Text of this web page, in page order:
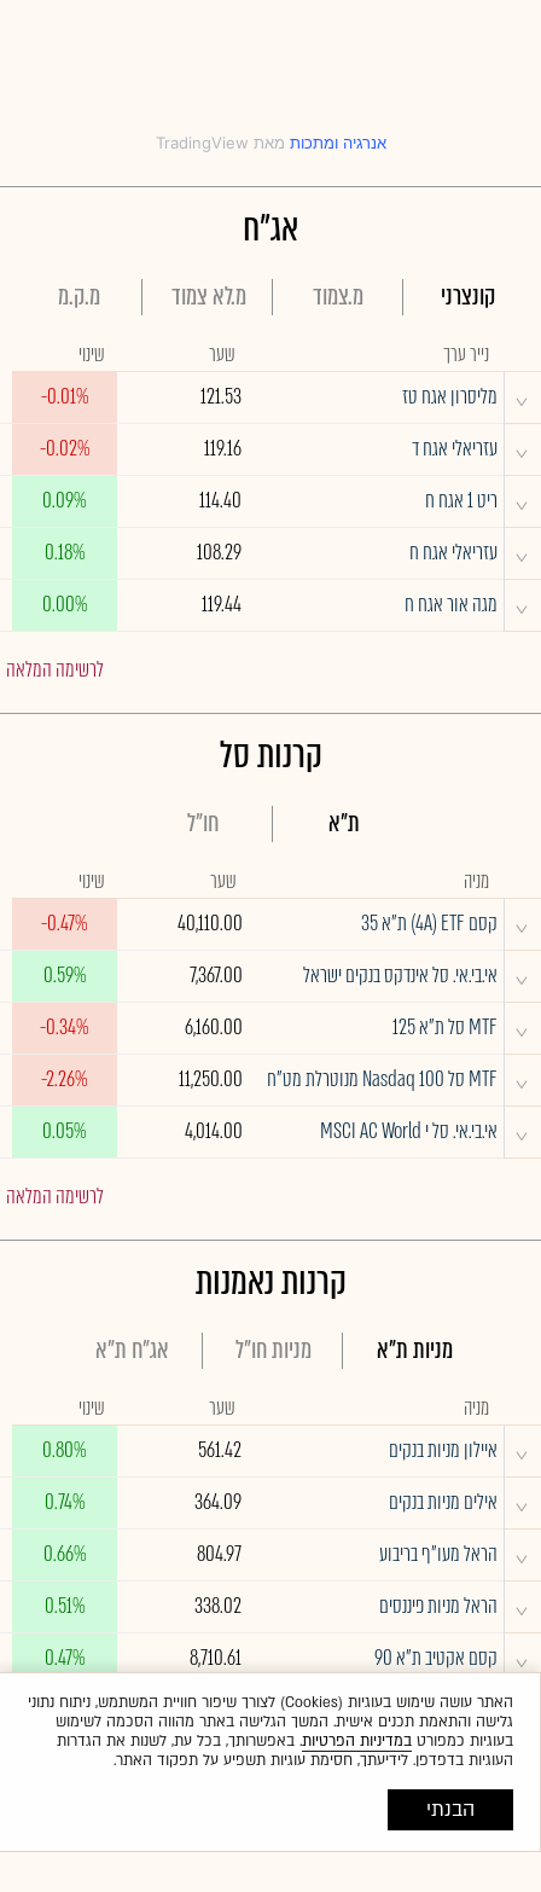
אנרגיה ‎ו‎ מתכות
אג"ח
קונצרני מ.צמוד מ.לא צמוד מ.ק.מ
נייר ערך שער שינוי
^ מליסרון אגח טז 121.53
-0.01%
^ עזריאלי אגח ד 119.16
-0.02%
^ ריט 1 אגח ח 114.40
0.09%
^ עזריאלי אגח ח 108.29
0.18%
^ מגה אור אגח ח 119.44
0.00%
לרשימה המלאה
קרנות סל
ת"א חו"ל
מניה שער שינוי
^ קסם 4A) ETF) ת"א 35 40,110.00
-0.47%
^ אי.בי.אי. סל אינדקס בנקים ישראל 7,367.00
0.59%
^ MTF סל ת"א 125 6,160.00
-0.34%
^ MTF סל Nasdaq 100 מנוטרלת מט"ח 11,250.00
-2.26%
^ אי.בי.אי. סל י MSCI AC World 4,014.00
0.05%
לרשימה המלאה
קרנות נאמנות
מניות ת"א מניות חו"ל אג"ח ת"א
מניה שער שינוי
^ איילון מניות בנקים 561.42
0.80%
^ אילים מניות בנקים 364.09
0.74%
^ הראל מעו"ף בריבוע 804.97
0.66%
^ הראל מניות פיננסים 338.02
0.51%
^ קסם אקטיב ת"א 90 8,710.61
0.47%
לרשימה המלאה
האתר עושה שימוש בעוגיות (Cookies) לצורך שיפור חוויית המשתמש, ניתוח נתוני
גלישה והתאמת תכנים אישית. המשך הגלישה באתר מהווה הסכמה לשימוש
בעוגיות כמפורטבמדיניות הפרטיות. באפשרותך, בכל עת, לשנות את הגדרות
העוגיות בדפדפן. לידיעתך, חסימת עוגיות תשפיע על תפקוד האתר.
הבנתי